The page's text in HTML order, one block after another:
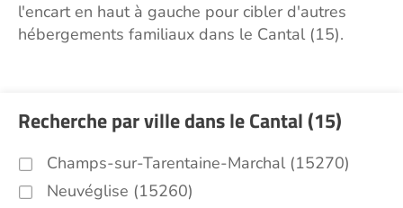
l'encart en haut à gauche pour cibler d'autres
hébergements familiaux dans le Cantal (15).
Recherche par ville dans le Cantal (15)
Champs-sur-Tarentaine-Marchal (15270)
Neuvéglise (15260)